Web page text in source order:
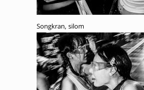
Songkran, silom